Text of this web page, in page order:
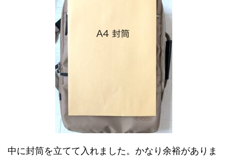
中に封筒を立てて入れました。かなり余裕がありま